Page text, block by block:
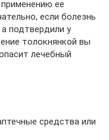
ее
если болезнь
подтвердили у
толокнянкой вы
лечебный
средства или